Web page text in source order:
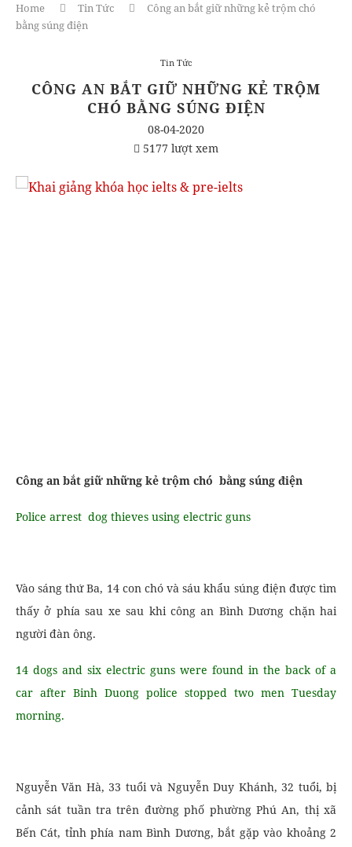
Home Tin Tức
Công an bắt giữ những kẻ trộm chó
bằng súng điện
Tin Tức
CÔNG AN BẮT GIỮ NHỮNG KẺ TRỘM
CHÓ BẰNG SÚNG ĐIỆN
08-04-2020
5177 lượt xem
Công an bắt giữ những kẻ trộm chó bằng súng điện
Police arrest dog thieves using electric guns
Vào sáng thứ Ba, 14 con chó và sáu khẩu súng điện được tìm
thấy ở phía sau xe sau khi công an Bình Dương chặn hai
người đàn ông.
14 dogs and six electric guns were found in the back of a
car after Binh Duong police stopped two men Tuesday
morning.
Nguyễn Văn Hà, 33 tuổi và Nguyễn Duy Khánh, 32 tuổi, bị
cảnh sát tuần tra trên đường phố phường Phú An, thị xã
Bến Cát, tỉnh phía nam Bình Dương, bắt gặp vào khoảng 2